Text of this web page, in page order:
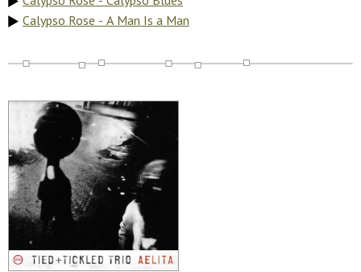
Calypso Rose - A Man Is a Man